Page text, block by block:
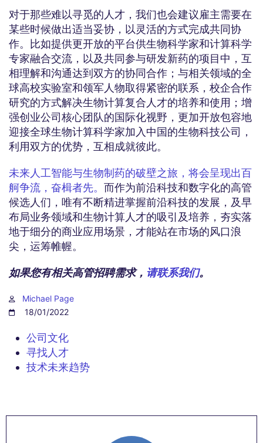
对于那些难以寻觅的人才，我们也会建议雇主需要在
某些时候做出适当妥协，以灵活的方式完成共同协
作。比如提供更开放的平台供生物科学家和计算科学
专家融合交流，以及共同参与研发新药的项目中，互
相理解和沟通达到双方的协同合作；与相关领域的全
球高校实验室和领军人物取得紧密的联系，校企合作
研究的方式解决生物计算复合人才的培养和使用；增
强创业公司核心团队的国际化视野，更加开放包容地
迎接全球生物计算科学家加入中国的生物科技公司，
利用双方的优势，互相成就彼此。
未来人工智能与生物制药的破壁之旅，将会呈现出百
舸争流，奋楫者先。 而作为前沿科技和数字化的高管
候选人们，唯有不断精进掌握前沿科技的发展，及早
布局业务领域和生物计算人才的吸引及培养，夯实落
地于细分的商业应用场景，才能站在市场的风口浪
尖，运筹帷幄。
如果您有相关高管招聘需求， 请联系我们。
Michael Page
18/01/2022
公司文化
寻找人才
技术未来趋势